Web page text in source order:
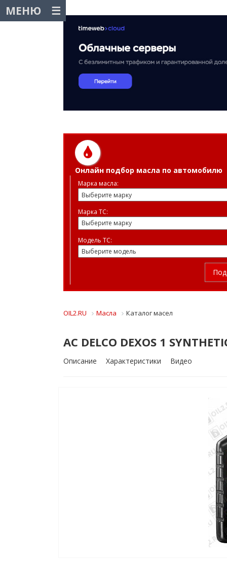
МЕНЮ
Онлайн подбор масла по автомобилю
Марка масла:
Марка ТС:
Модель ТС:
OIL2.RU Масла Каталог масел
AC DELCO DEXOS 1
Описание Характеристики Видео